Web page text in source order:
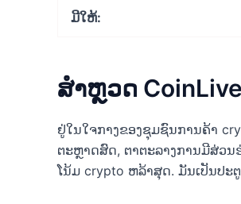
ມີໃຫ້:
ສຳຫຼວດ CoinLive
ຢູ່ໃນໃຈກາງຂອງຊຸມຊົນການຄ້າ
ຕະຫຼາດສົດ, ຕາຕະລາງການມີສ່ວ
ໂນ້ມ crypto ຫລ້າສຸດ. ມັນເປັນປ